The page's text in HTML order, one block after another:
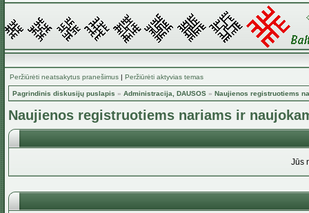
Peržiūrėti neatsakytus pranešimus | Peržiūrėti aktyvias temas
Pagrindinis diskusijų puslapis » Administracija, DAUSOS » Naujienos registruotiems
Naujienos registruotiems nariams ir
Jūs